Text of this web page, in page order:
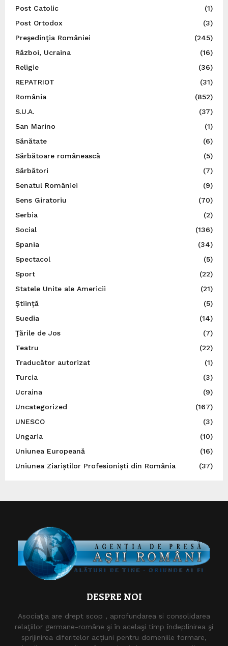
Post Catolic
(1)
Post Ortodox
(3)
Preşedinţia României
(245)
Război, Ucraina
(16)
Religie
(36)
REPATRIOT
(31)
România
(852)
S.U.A.
(37)
San Marino
(1)
Sănătate
(6)
Sărbătoare românească
(5)
Sărbători
(7)
Senatul României
(9)
Sens Giratoriu
(70)
Serbia
(2)
Social
(136)
Spania
(34)
Spectacol
(5)
Sport
(22)
Statele Unite ale Americii
(21)
Știință
(5)
Suedia
(14)
Ţările de Jos
(7)
Teatru
(22)
Traducător autorizat
(1)
Turcia
(3)
Ucraina
(9)
Uncategorized
(167)
UNESCO
(3)
Ungaria
(10)
Uniunea Europeană
(16)
Uniunea Ziariștilor Profesioniști din România
(37)
DESPRE NOI
Asociaţia are drept scop , aprofundarea si consolidarea
relaţiilor germane-române şi în acelaşi timp îndeplinirea şi
sprijinirea diferitelor acţiuni pentru domeniile formare,